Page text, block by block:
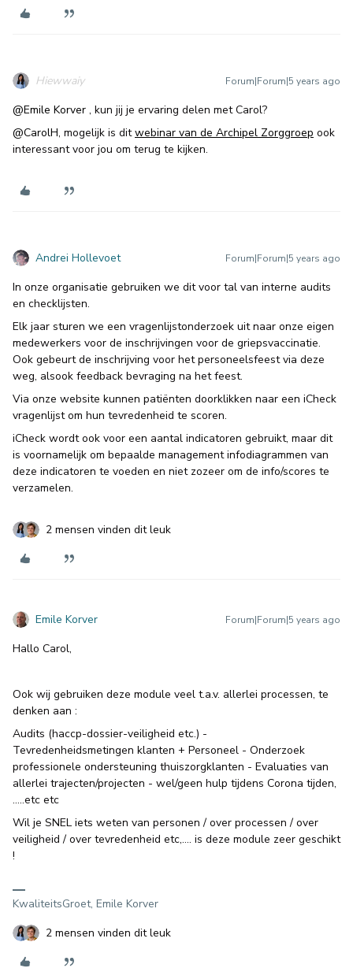
Hiewwaiy Forum|Forum|5 years ago
@Emile Korver , kun jij je ervaring delen met Carol?
@CarolH, mogelijk is ditwebinar van de Archipel Zorggroep ook
interessant voor jou om terug te kijken.
Andrei Hollevoet Forum|Forum|5 years ago
In onze organisatie gebruiken we dit voor tal van interne audits
en checklijsten.
Elk jaar sturen we een vragenlijstonderzoek uit naar onze eigen
medewerkers voor de inschrijvingen voor de griepsvaccinatie.
Ook gebeurt de inschrijving voor het personeelsfeest via deze
weg, alsook feedback bevraging na het feest.
Via onze website kunnen patiënten doorklikken naar een iCheck
vragenlijst om hun tevredenheid te scoren.
iCheck wordt ook voor een aantal indicatoren gebruikt, maar dit
is voornamelijk om bepaalde management infodiagrammen van
deze indicatoren te voeden en niet zozeer om de info/scores te
verzamelen.
2 mensen vinden dit leuk
Emile Korver Forum|Forum|5 years ago
Hallo Carol,
Ook wij gebruiken deze module veel t.a.v. allerlei processen, te
denken aan :
Audits (haccp-dossier-veiligheid etc.) -
Tevredenheidsmetingen klanten + Personeel - Onderzoek
professionele ondersteuning thuiszorgklanten - Evaluaties van
allerlei trajecten/projecten - wel/geen hulp tijdens Corona tijden,
…..etc etc
Wil je SNEL iets weten van personen / over processen / over
veiligheid / over tevredenheid etc,…. is deze module zeer geschikt
!
KwaliteitsGroet, Emile Korver
2 mensen vinden dit leuk